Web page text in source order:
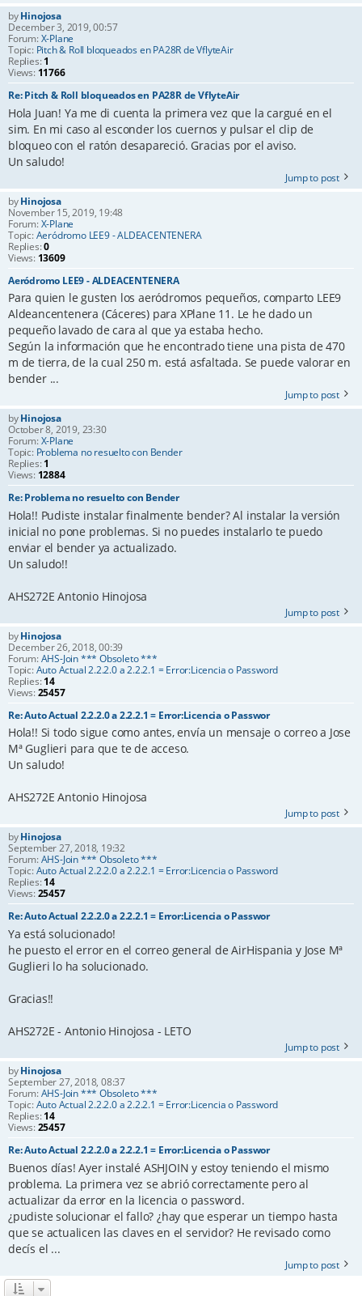
byHinojosa
December 3, 2019, 00:57
Forum:X-Plane
Topic: Pitch & Roll bloqueados en PA28R de VflyteAir
Replies:1
Views: 11766
Re: Pitch & Roll bloqueados en PA28R de VflyteAir
Hola Juan! Ya me di cuenta la primera vez que la cargué en el
sim. En mi caso al esconder los cuernos y pulsar el clip de
bloqueo con el ratón desapareció. Gracias por el aviso.
Un saludo!
Jump to post
byHinojosa
November 15, 2019, 19:48
Forum:X-Plane
Topic:Aeródromo LEE9 - ALDEACENTENERA
Replies:0
Views: 13609
Aeródromo LEE9 - ALDEACENTENERA
Para quien le gusten los aeródromos pequeños, comparto LEE9
Aldeancentenera (Cáceres) para XPlane 11. Le he dado un
pequeño lavado de cara al que ya estaba hecho.
Según la información que he encontrado tiene una pista de 470
m de tierra, de la cual 250 m. está asfaltada. Se puede valorar en
bender ...
Jump to post
byHinojosa
October 8, 2019, 23:30
Forum:X-Plane
Topic: Problema no resuelto con Bender
Replies:1
Views: 12884
Re: Problema no resuelto con Bender
Hola!! Pudiste instalar finalmente bender? Al instalar la versión
inicial no pone problemas. Si no puedes instalarlo te puedo
enviar el bender ya actualizado.
Un saludo!!
AHS272E Antonio Hinojosa
Jump to post
byHinojosa
December 26, 2018, 00:39
Forum:AHS-Join *** Obsoleto ***
Topic:Auto Actual 2.2.2.0 a 2.2.2.1 = Error:Licencia o Password
Replies:14
Views:25457
Re: Auto Actual 2.2.2.0 a 2.2.2.1 = Error:Licencia o Passwor
Hola!! Si todo sigue como antes, envía un mensaje o correo a Jose
Mª Guglieri para que te de acceso.
Un saludo!
AHS272E Antonio Hinojosa
Jump to post
byHinojosa
September 27, 2018, 19:32
Forum:AHS-Join *** Obsoleto ***
Topic:Auto Actual 2.2.2.0 a 2.2.2.1 = Error:Licencia o Password
Replies:14
Views:25457
Re: Auto Actual 2.2.2.0 a 2.2.2.1 = Error:Licencia o Passwor
Ya está solucionado!
he puesto el error en el correo general de AirHispania y Jose Mª
Guglieri lo ha solucionado.
Gracias!!
AHS272E - Antonio Hinojosa - LETO
Jump to post
byHinojosa
September 27, 2018, 08:37
Forum:AHS-Join *** Obsoleto ***
Topic:Auto Actual 2.2.2.0 a 2.2.2.1 = Error:Licencia o Password
Replies:14
Views:25457
Re: Auto Actual 2.2.2.0 a 2.2.2.1 = Error:Licencia o Passwor
Buenos días! Ayer instalé ASHJOIN y estoy teniendo el mismo
problema. La primera vez se abrió correctamente pero al
actualizar da error en la licencia o password.
¿pudiste solucionar el fallo? ¿hay que esperar un tiempo hasta
que se actualicen las claves en el servidor? He revisado como
decís el ...
Jump to post